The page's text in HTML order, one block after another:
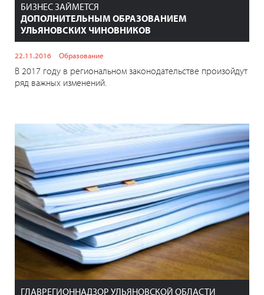
БИЗНЕС ЗАЙМЕТСЯ
ДОПОЛНИТЕЛЬНЫМ ОБРАЗОВАНИЕМ
УЛЬЯНОВСКИХ ЧИНОВНИКОВ
22.11.2016 Образование
В 2017 году в региональном законодательстве произойдут
ряд важных изменений.
ГЛАВРЕГИОННАДЗОР УЛЬЯНОВСКОЙ ОБЛАСТИ